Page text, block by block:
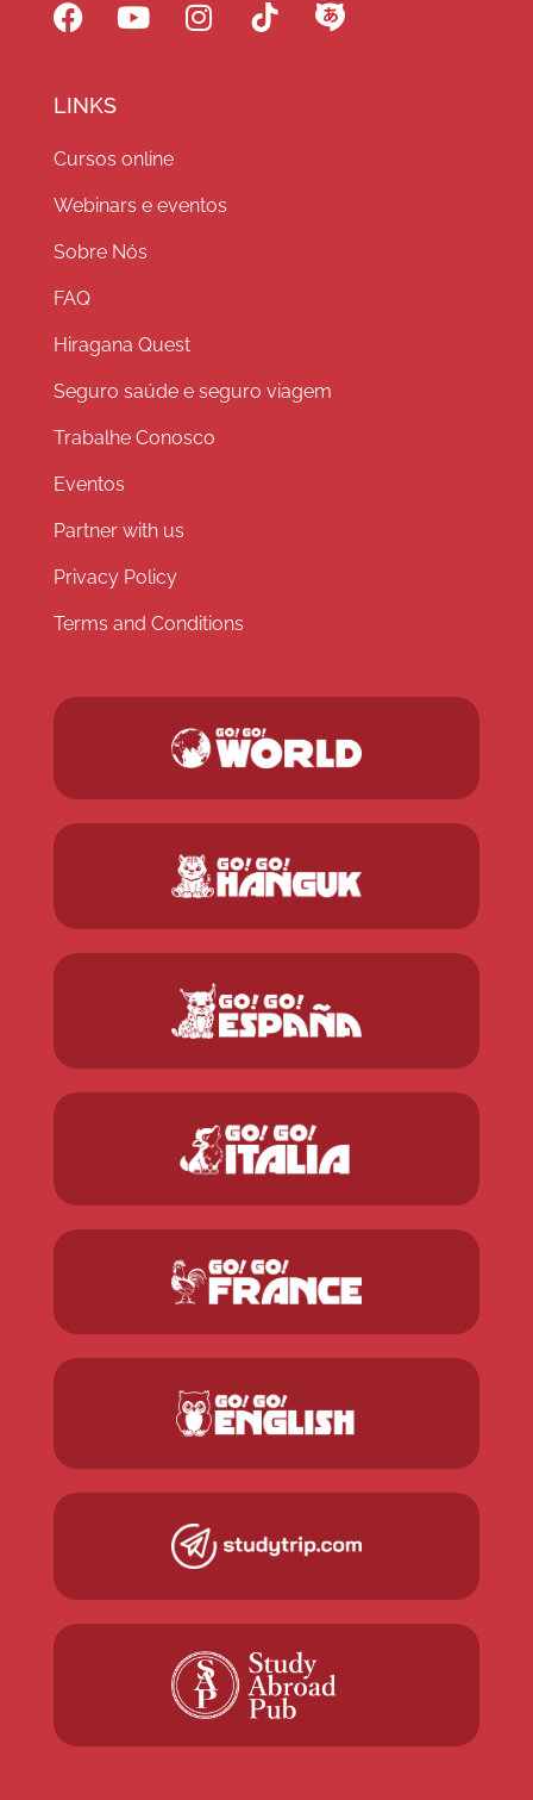
LINKS
Cursos online
Webinars e eventos
Sobre Nós
FAQ
Hiragana Quest
Seguro saúde e seguro viagem
Trabalhe Conosco
Eventos
Partner with us
Privacy Policy
Terms and Conditions